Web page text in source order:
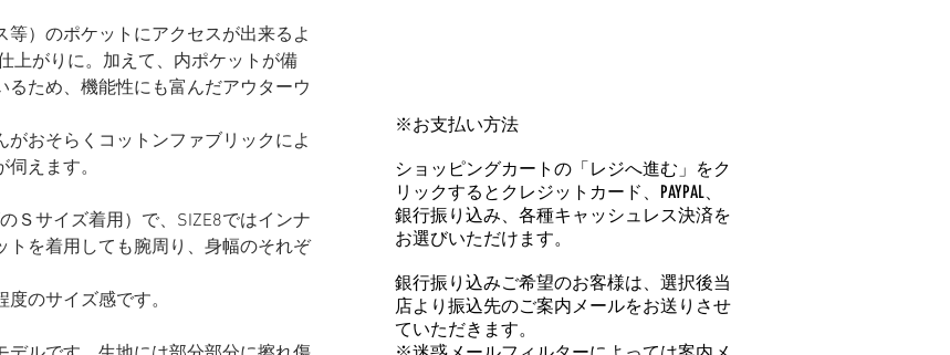
）のポケットにアクセスが出来るよ
上がりに。加えて、内ポケットが備
ため、機能性にも富んだアウターウ
おそらくコットンファブリックによ
えます。
Ｓサイズ着用）で、SIZE8ではインナ
を着用しても腕周り、身幅のそれぞ
のサイズ感です。
※お支払い方法
ショッピングカートの「レジへ進む」をク
リックするとクレジットカード、PAYPAL、
銀行振り込み、各種キャッシュレス決済を
お選びいただけます。
銀行振り込みご希望のお客様は、選択後当
店より振込先のご案内メールをお送りさせ
ていただきます。